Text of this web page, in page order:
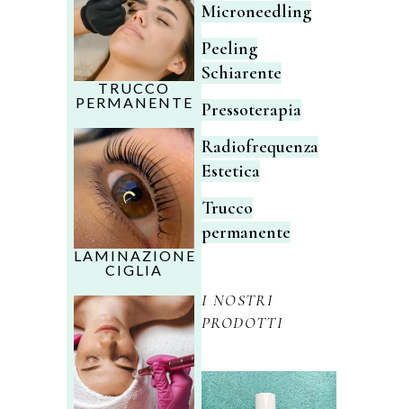
TRUCCO
PERMANENTE
LAMINAZIONE
CIGLIA
Microneedling
Peeling
Schiarente
Pressoterapia
Radiofrequenza
Estetica
Trucco
permanente
I NOSTRI
PRODOTTI